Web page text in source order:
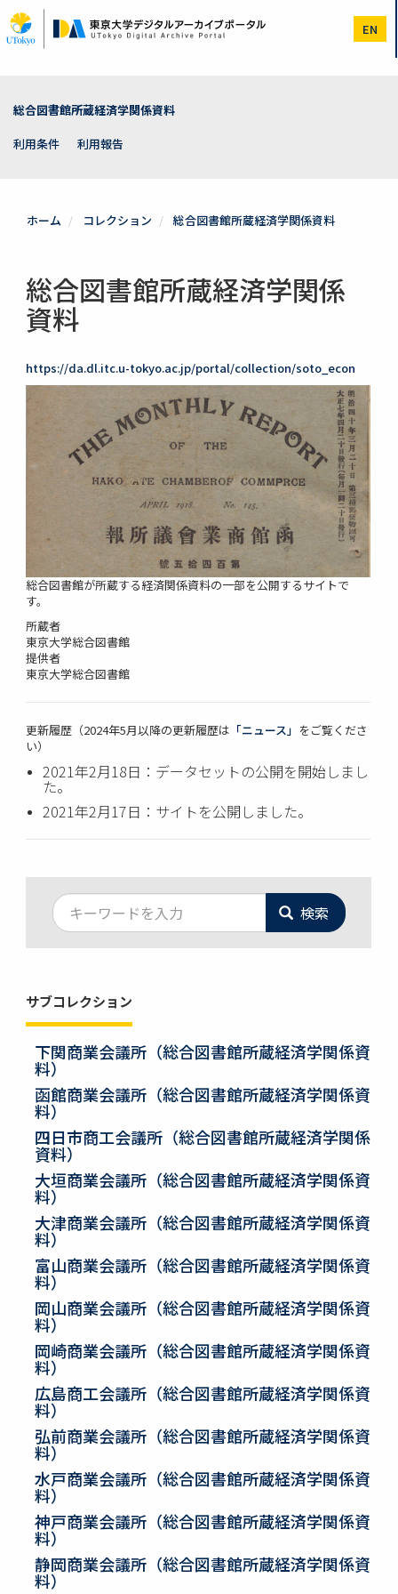
イ
ン
EN
総合図書館所蔵経済学関係資料
利用条件
利用報告
ホーム コレクション 総合図書館所蔵経済学関係資料
総合図書館所蔵経済学関係
資料
https://da.dl.itc.u-tokyo.ac.jp/portal/collection/soto_econ
総合図書館が所蔵する経済関係資料の一部を公開するサイトで
す。
所蔵者
東京大学総合図書館
提供者
東京大学総合図書館
更新履歴（2024年5月以降の更新履歴は 「ニュース」 をご覧くださ
い）
2021年2月18日：データセットの公開を開始しまし
た。
2021年2月17日：サイトを公開しました。
検索
サブコレクション
下関商業会議所（総合図書館所蔵経済学関係資
料）
函館商業会議所（総合図書館所蔵経済学関係資
料）
四日市商工会議所（総合図書館所蔵経済学関係
資料）
大垣商業会議所（総合図書館所蔵経済学関係資
料）
大津商業会議所（総合図書館所蔵経済学関係資
料）
富山商業会議所（総合図書館所蔵経済学関係資
料）
岡山商業会議所（総合図書館所蔵経済学関係資
料）
岡崎商業会議所（総合図書館所蔵経済学関係資
料）
広島商工会議所（総合図書館所蔵経済学関係資
料）
弘前商業会議所（総合図書館所蔵経済学関係資
料）
水戸商業会議所（総合図書館所蔵経済学関係資
料）
神戸商業会議所（総合図書館所蔵経済学関係資
料）
静岡商業会議所（総合図書館所蔵経済学関係資
料）